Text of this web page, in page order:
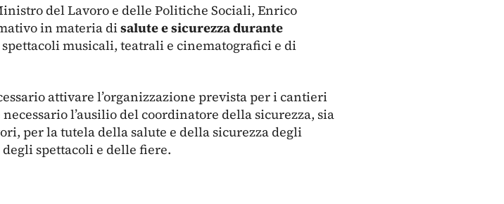
del Lavoro e delle Politiche Sociali, Enrico
in materia disalute e sicurezza durante
musicali, teatrali e cinematografici e di
attivare l’organizzazione prevista per i cantieri
l’ausilio del coordinatore della sicurezza, sia
per la tutela della salute e della sicurezza degli
spettacoli e delle fiere.